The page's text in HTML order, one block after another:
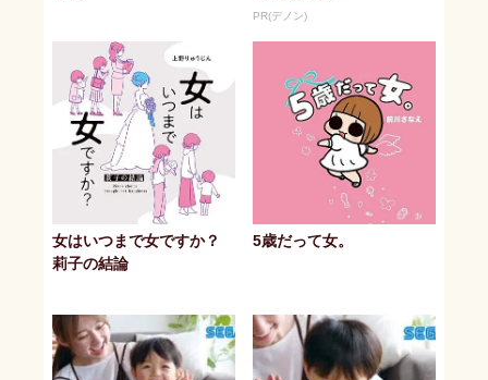
PR(デノン)
女はいつまで女ですか？
莉子の結論
5歳だって女。